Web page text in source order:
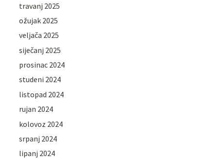
travanj 2025
ožujak 2025
veljača 2025
siječanj 2025
prosinac 2024
studeni 2024
listopad 2024
rujan 2024
kolovoz 2024
srpanj 2024
lipanj 2024